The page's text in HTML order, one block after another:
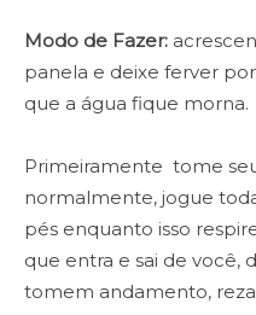
Modo de Fazer:
panela e deixe ferver
que a água fique morna.
Primeiramente tome
normalmente, jogue
pés enquanto isso
que entra e sai de você,
tomem andamento,